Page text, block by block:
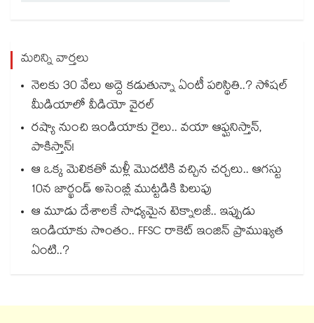
మరిన్ని వార్తలు
నెలకు 30 వేలు అద్దె కడుతున్నా ఏంటీ పరిస్థితి..? సోషల్
మీడియాలో వీడియో వైరల్
రష్యా నుంచి ఇండియాకు రైలు.. వయా ఆఫ్ఘనిస్తాన్,
పాకిస్తాన్!
ఆ ఒక్క మెలికతో మళ్లీ మొదటికి వచ్చిన చర్చలు.. ఆగస్టు
10న జార్ఖండ్ అసెంబ్లీ ముట్టడికి పిలుపు
ఆ మూడు దేశాలకే సాధ్యమైన టెక్నాలజీ.. ఇప్పుడు
ఇండియాకు సొంతం.. FFSC రాకెట్ ఇంజిన్ ప్రాముఖ్యత
ఏంటి..?